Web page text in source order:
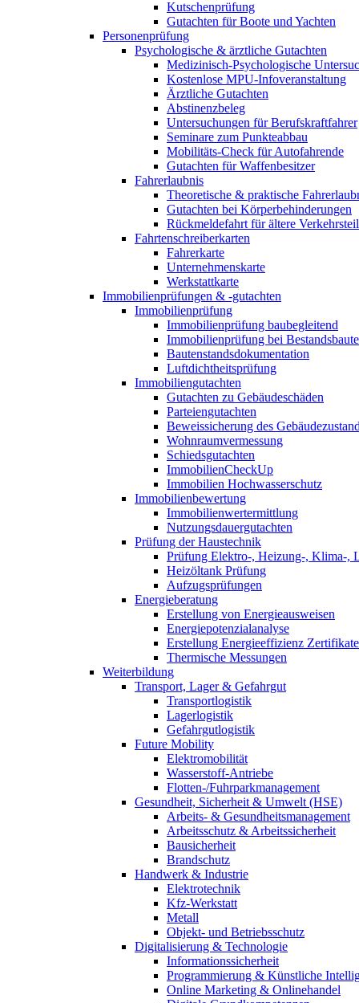
Kutschenprüfung
Gutachten für Boote und Yachten
Personenprüfung
Psychologische & ärztliche Gutachten
Medizinisch-Psychologische
Kostenlose MPU-Infoveranstaltung
Ärztliche Gutachten
Abstinenzbeleg
Untersuchungen für Berufskraftfahrer
Seminare zum Punkteabbau
Mobilitäts-Check für Autofahrende
Gutachten für Waffenbesitzer
Fahrerlaubnis
Theoretische & praktische
Gutachten bei Körperbehinderungen
Rückmeldefahrt für ältere
Fahrtenschreiberkarten
Fahrerkarte
Unternehmenskarte
Werkstattkarte
Immobilienprüfungen & -gutachten
Immobilienprüfung
Immobilienprüfung baubegleitend
Immobilienprüfung bei
Bautenstandsdokumentation
Luftdichtheitsprüfung
Immobiliengutachten
Gutachten zu Gebäudeschäden
Parteiengutachten
Beweissicherung des
Wohnraumvermessung
Schiedsgutachten
ImmobilienCheckUp
Immobilien Hochwasserschutz
Immobilienbewertung
Immobilienwertermittlung
Nutzungsdauergutachten
Prüfung der Haustechnik
Prüfung Elektro-, Heizung-, Klima-,
Heizöltank Prüfung
Aufzugsprüfungen
Energieberatung
Erstellung von Energieausweisen
Energiepotenzialanalyse
Erstellung Energieeffizienz Zertifikate
Thermische Messungen
Weiterbildung
Transport, Lager & Gefahrgut
Transportlogistik
Lagerlogistik
Gefahrgutlogistik
Future Mobility
Elektromobilität
Wasserstoff-Antriebe
Flotten-/Fuhrparkmanagement
Gesundheit, Sicherheit & Umwelt (HSE)
Arbeits- & Gesundheitsmanagement
Arbeitsschutz & Arbeitssicherheit
Bausicherheit
Brandschutz
Handwerk & Industrie
Elektrotechnik
Kfz-Werkstatt
Metall
Objekt- und Betriebsschutz
Digitalisierung & Technologie
Informationssicherheit
Programmierung & Künstliche
Online Marketing & Onlinehandel